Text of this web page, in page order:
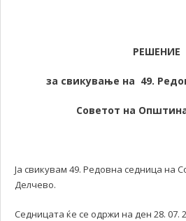
РЕШЕНИЕ
за свикување на 49.
Советот на
Ја свикувам 49. Редовна седница на
Делчево.
Седницата ќе се одржи на ден 28. 07.